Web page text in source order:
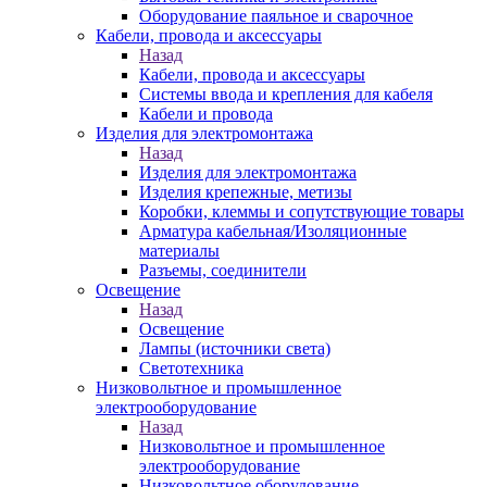
Оборудование паяльное и сварочное
Кабели, провода и аксессуары
Назад
Кабели, провода и аксессуары
Системы ввода и крепления для кабеля
Кабели и провода
Изделия для электромонтажа
Назад
Изделия для электромонтажа
Изделия крепежные, метизы
Коробки, клеммы и сопутствующие товары
Арматура кабельная/Изоляционные
материалы
Разъемы, соединители
Освещение
Назад
Освещение
Лампы (источники света)
Светотехника
Низковольтное и промышленное
электрооборудование
Назад
Низковольтное и промышленное
электрооборудование